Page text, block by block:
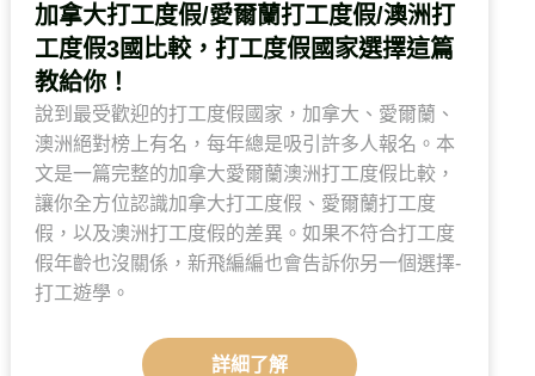
加拿大打工度假/愛爾蘭打工度假/澳洲打
工度假3國比較，打工度假國家選擇這篇
教給你！
說到最受歡迎的打工度假國家，加拿大、愛爾蘭、
澳洲絕對榜上有名，每年總是吸引許多人報名。本
文是一篇完整的加拿大愛爾蘭澳洲打工度假比較，
讓你全方位認識加拿大打工度假、愛爾蘭打工度
假，以及澳洲打工度假的差異。如果不符合打工度
假年齡也沒關係，新飛編編也會告訴你另一個選擇-
打工遊學。
詳細了解